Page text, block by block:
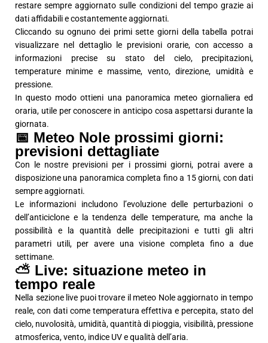
restare sempre aggiornato sulle condizioni del tempo grazie ai
dati affidabili e costantemente aggiornati.
Cliccando su ognuno dei primi sette giorni della tabella potrai
visualizzare nel dettaglio le previsioni orarie, con accesso a
informazioni precise su stato del cielo, precipitazioni,
temperature minime e massime, vento, direzione, umidità e
pressione.
In questo modo ottieni una panoramica meteo giornaliera ed
oraria, utile per conoscere in anticipo cosa aspettarsi durante la
giornata.
📅 Meteo Nole prossimi giorni:
previsioni dettagliate
Con le nostre previsioni per i prossimi giorni, potrai avere a
disposizione una panoramica completa fino a 15 giorni, con dati
sempre aggiornati.
Le informazioni includono l’evoluzione delle perturbazioni o
dell’anticiclone e la tendenza delle temperature, ma anche la
possibilità e la quantità delle precipitazioni e tutti gli altri
parametri utili, per avere una visione completa fino a due
settimane.
⛅ Live: situazione meteo in
tempo reale
Nella sezione live puoi trovare il meteo Nole aggiornato in tempo
reale, con dati come temperatura effettiva e percepita, stato del
cielo, nuvolosità, umidità, quantità di pioggia, visibilità, pressione
atmosferica, vento, indice UV e qualità dell’aria.